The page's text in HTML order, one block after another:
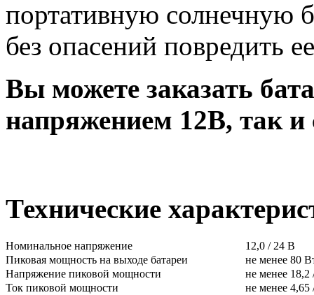
портативную солнечную
без опасений повредить
Вы можете заказать
напряжением 12В, так
Технические
Номинальное напряжение
12,0 / 24 В
Пиковая мощность на выходе батареи
не менее 80
Напряжение пиковой мощности
не менее 18,2
Ток пиковой мощности
не менее